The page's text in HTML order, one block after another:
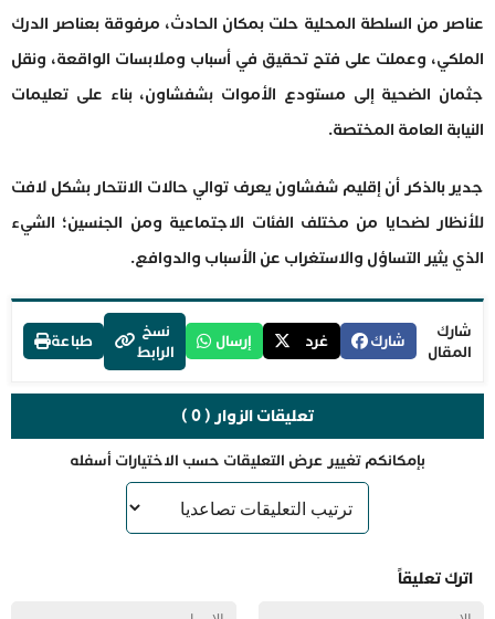
عناصر من السلطة المحلية حلت بمكان الحادث، مرفوقة بعناصر الدرك
الملكي، وعملت على فتح تحقيق في أسباب وملابسات الواقعة، ونقل
جثمان الضحية إلى مستودع الأموات بشفشاون، بناء على تعليمات
النيابة العامة المختصة.
جدير بالذكر أن إقليم شفشاون يعرف توالي حالات الانتحار بشكل لافت
للأنظار لضحايا من مختلف الفئات الاجتماعية ومن الجنسين؛ الشيء
الذي يثير التساؤل والاستغراب عن الأسباب والدوافع.
شارك
المقال
شارك غرد إرسال
نسخ
الرابط
طباعة
تعليقات الزوار ( 0 )
بإمكانكم تغيير عرض التعليقات حسب الاختيارات أسفله
اترك تعليقاً